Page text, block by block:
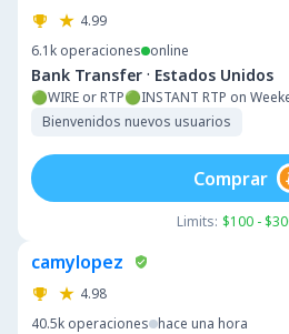
4.99
6.1k operaciones online
Bank Transfer · Estados Unidos
🟢WIRE or RTP🟢INSTANT RTP on
Bienvenidos nuevos usuarios
Limits: $100 -
Comprar
camylopez
4.98
40.5k operaciones hace una hora